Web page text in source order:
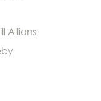
Allians